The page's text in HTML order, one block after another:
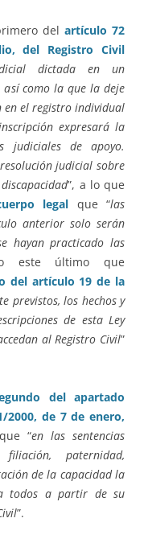
del artículo 72
del Registro Civil
dictada en un
así como la que la deje
en el registro individual
expresará la
judiciales de apoyo.
judicial sobre
”, a lo que
legal que “las
anterior solo serán
hayan practicado las
este último que
del artículo 19 de la
previstos, los hechos y
de esta Ley
al Registro Civil”
del apartado
de 7 de enero,
“en las sentencias
paternidad,
de la capacidad la
todos a partir de su
”.